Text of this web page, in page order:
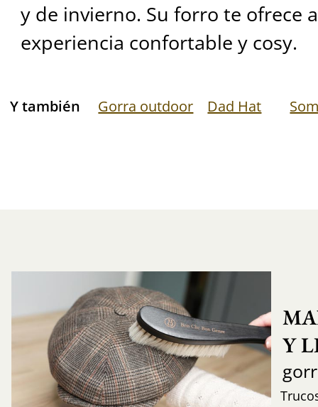
y de invierno. Su forro te ofrece
experiencia confortable y cosy.
Y también Gorra outdoor Dad Hat
Y